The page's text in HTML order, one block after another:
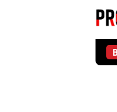
Akan Suarakan